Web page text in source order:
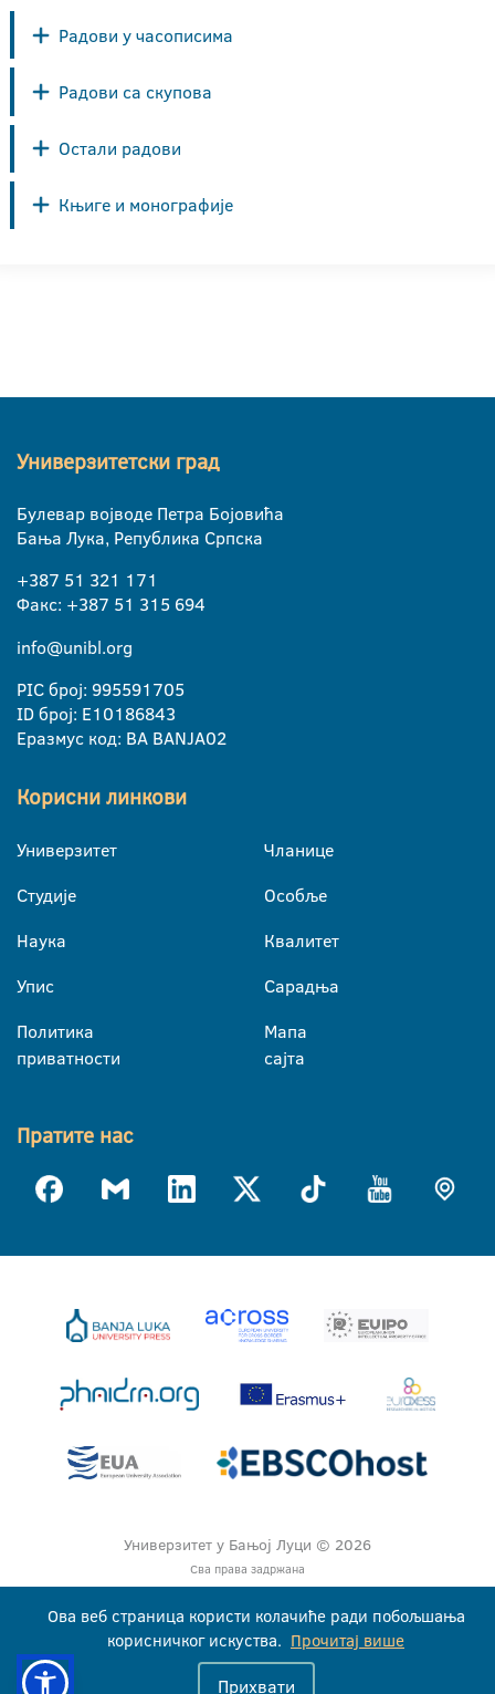
Радови у часописима
Радови са скупова
Остали радови
Књиге и монографије
Универзитетски град
Булевар војводе Петра Бојовића
Бања Лука, Република Српска
+387 51 321 171
Факс: +387 51 315 694
info@unibl.org
PIC број: 995591705
ID број: E10186843
Еразмус код: BA BANJA02
Корисни линкови
Универзитет
Студије
Наука
Упис
Политика
приватности
Чланице
Особље
Квалитет
Сарадња
Мапа
сајта
Пратите нас
Универзитет у Бањој Луци © 2026
Сва права задржана
Ова веб страница користи колачиће ради побољшања
корисничког искуства. Прочитај више
Прихвати